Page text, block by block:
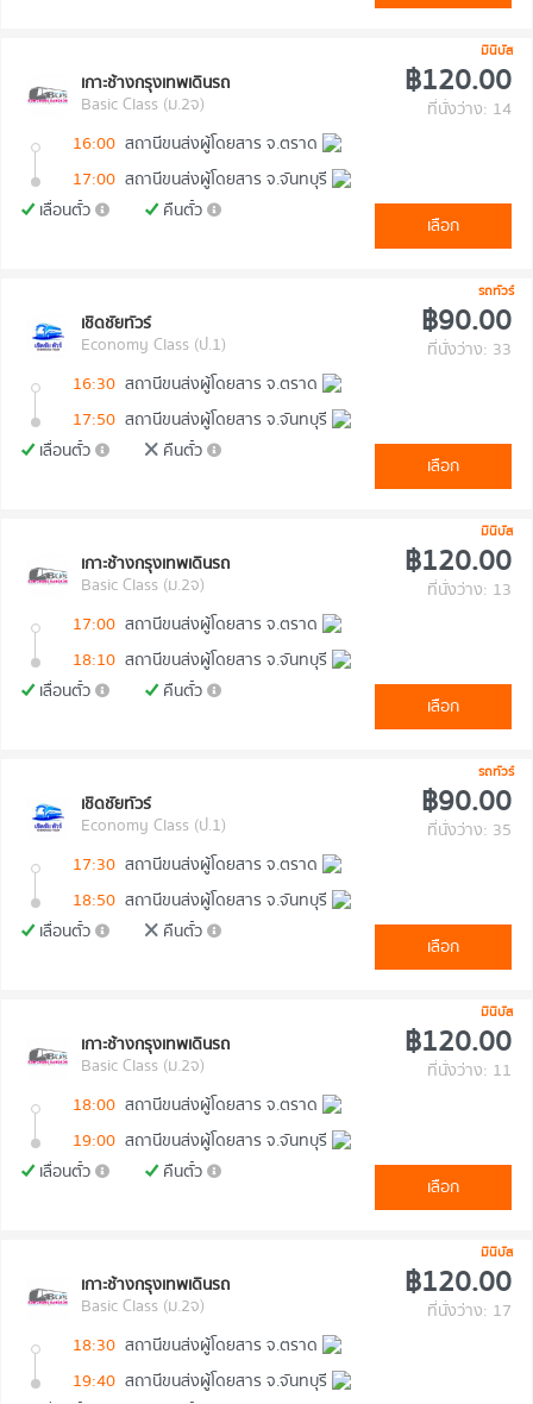
มินิบัส
เกาะช้างกรุงเทพเดินรถ
Basic Class (ม.2จ)
฿120.00
ที่นั่งว่าง: 14
16:00 สถานีขนส่งผู้โดยสาร จ.ตราด
17:00 สถานีขนส่งผู้โดยสาร จ.จันทบุรี
เลื่อนตั๋ว
คืนตั๋ว
เลือก
รถทัวร์
เชิดชัยทัวร์
Economy Class (ป.1)
฿90.00
ที่นั่งว่าง: 33
16:30 สถานีขนส่งผู้โดยสาร จ.ตราด
17:50 สถานีขนส่งผู้โดยสาร จ.จันทบุรี
เลื่อนตั๋ว
คืนตั๋ว
เลือก
มินิบัส
เกาะช้างกรุงเทพเดินรถ
Basic Class (ม.2จ)
฿120.00
ที่นั่งว่าง: 13
17:00 สถานีขนส่งผู้โดยสาร จ.ตราด
18:10 สถานีขนส่งผู้โดยสาร จ.จันทบุรี
เลื่อนตั๋ว
คืนตั๋ว
เลือก
รถทัวร์
เชิดชัยทัวร์
Economy Class (ป.1)
฿90.00
ที่นั่งว่าง: 35
17:30 สถานีขนส่งผู้โดยสาร จ.ตราด
18:50 สถานีขนส่งผู้โดยสาร จ.จันทบุรี
เลื่อนตั๋ว
คืนตั๋ว
เลือก
มินิบัส
เกาะช้างกรุงเทพเดินรถ
Basic Class (ม.2จ)
฿120.00
ที่นั่งว่าง: 11
18:00 สถานีขนส่งผู้โดยสาร จ.ตราด
19:00 สถานีขนส่งผู้โดยสาร จ.จันทบุรี
เลื่อนตั๋ว
คืนตั๋ว
เลือก
มินิบัส
เกาะช้างกรุงเทพเดินรถ
Basic Class (ม.2จ)
฿120.00
ที่นั่งว่าง: 17
18:30 สถานีขนส่งผู้โดยสาร จ.ตราด
19:40 สถานีขนส่งผู้โดยสาร จ.จันทบุรี